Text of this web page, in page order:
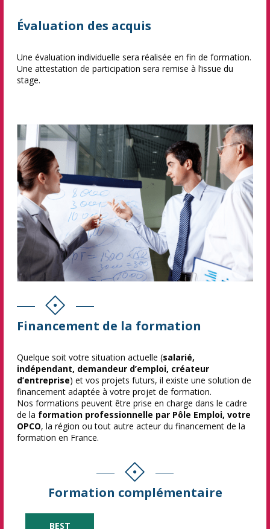
Évaluation des acquis
Une évaluation individuelle sera réalisée en fin de formation.
Une attestation de participation sera remise à l’issue du
stage.
Financement de la formation
Quelque soit votre situation actuelle (salarié,
indépendant, demandeur d’emploi, créateur
d’entreprise) et vos projets futurs, il existe une solution de
financement adaptée à votre projet de formation.
Nos formations peuvent être prise en charge dans le cadre
de la formation professionnelle par Pôle Emploi, votre
OPCO, la région ou tout autre acteur du financement de la
formation en France.
Formation complémentaire
BEST